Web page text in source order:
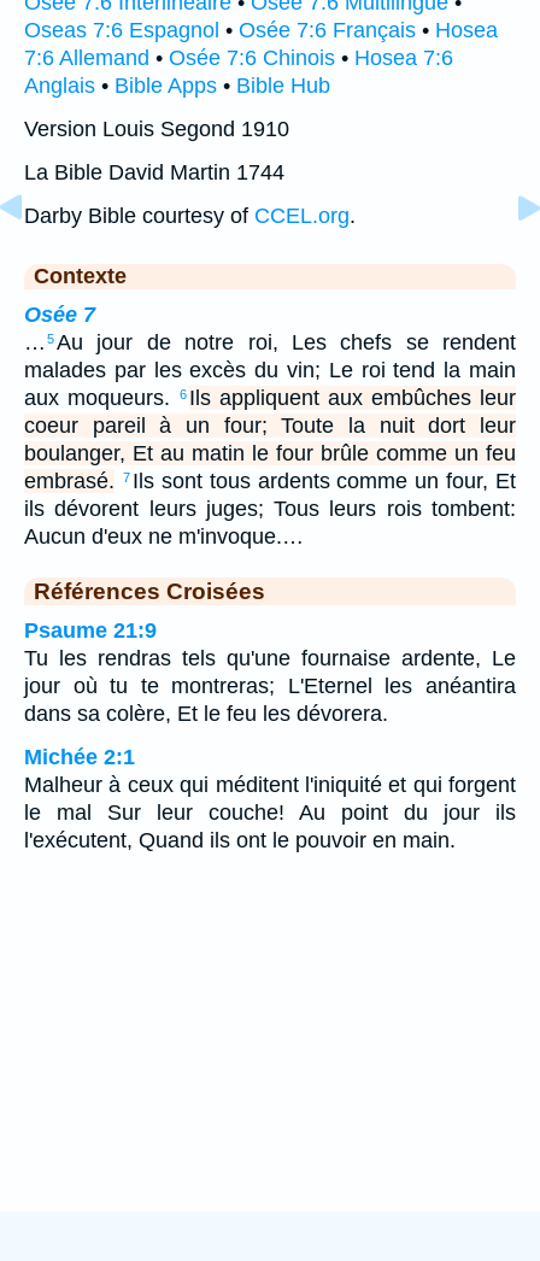
Oseas 7:6 Espagnol • Osée 7:6 Français • Hosea
7:6 Allemand • Osée 7:6 Chinois • Hosea 7:6
Anglais • Bible Apps • Bible Hub
Version Louis Segond 1910
La Bible David Martin 1744
Darby Bible courtesy of CCEL.org.
Contexte
Osée 7
… 5Au jour de notre roi, Les chefs se rendent
malades par les excès du vin; Le roi tend la main
aux moqueurs.
6 Ils appliquent aux embûches leur
coeur pareil à un four; Toute la nuit dort leur
boulanger, Et au matin le four brûle comme un feu
embrasé.
7 Ils sont tous ardents comme un four, Et
ils dévorent leurs juges; Tous leurs rois tombent:
Aucun d'eux ne m'invoque.…
Références Croisées
Psaume 21:9
Tu les rendras tels qu'une fournaise ardente, Le
jour où tu te montreras; L'Eternel les anéantira
dans sa colère, Et le feu les dévorera.
Michée 2:1
Malheur à ceux qui méditent l'iniquité et qui forgent
le mal Sur leur couche! Au point du jour ils
l'exécutent, Quand ils ont le pouvoir en main.